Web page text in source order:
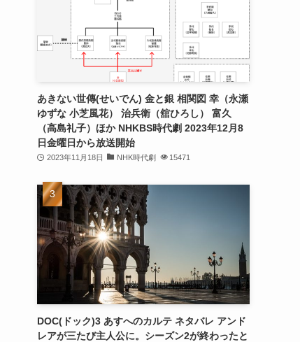
あきない世傳(せいでん) 金と銀 相関図 幸（永瀬
ゆずな 小芝風花） 治兵衛（舘ひろし） 富久
（高島礼子）ほか NHKBS時代劇 2023年12月8
日金曜日から放送開始
2023年11月18日 NHK時代劇 15471
DOC(ドック)3 あすへのカルテ ネタバレ アンド
レアが三たび主人公に。シーズン2が終わったと